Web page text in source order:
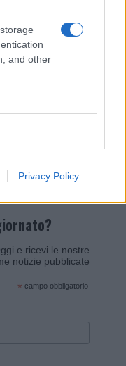
and other
Privacy Policy
e ricevi le nostre
notizie pubblicate
* campo obbligatorio